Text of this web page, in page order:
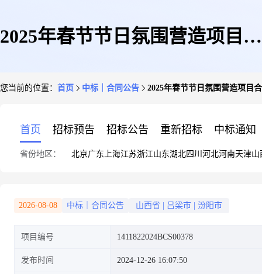
2025年春节节日氛围营造项目合
您当前的位置： 首页 中标｜合同公告 2025年春节节日氛围营造项目
首页 招标预告 招标公告 重新招标 中标通知
省份地区： 北京广东 上海江苏浙江山东湖北四川 河北河南天津山
2026-08-08 中标｜合同公告 山西省 吕梁市 汾阳市
项目编号 1411822024BCS00378
发布时间 2024-12-26 16:07:50